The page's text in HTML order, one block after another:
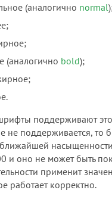
(аналогично normal
(аналогично bold);
поддерживают
не поддерживается, то
и оно не может быть
применит
работает корректно.